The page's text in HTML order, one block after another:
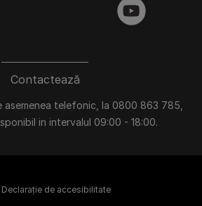
Contactează
telefonic, la 0800 863 785,
in intervalul 09:00 - 18:00.
youtube
Declarație de accesibilitate